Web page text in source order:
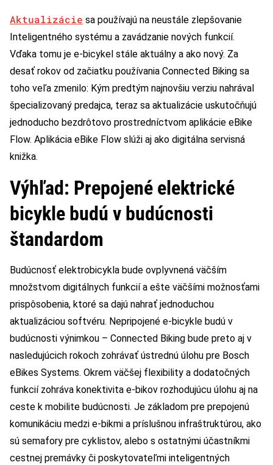
Aktualizácie sa používajú na neustále zlepšovanie
Inteligentného systému a zavádzanie nových funkcií.
Vďaka tomu je e-bicykel stále aktuálny a ako nový. Za
desať rokov od začiatku používania Connected Biking sa
toho veľa zmenilo: Kým predtým najnovšiu verziu nahrával
špecializovaný predajca, teraz sa aktualizácie uskutočňujú
jednoducho bezdrôtovo prostredníctvom aplikácie eBike
Flow. Aplikácia eBike Flow slúži aj ako digitálna servisná
knižka.
Výhľad: Prepojené elektrické
bicykle budú v budúcnosti
štandardom
Budúcnosť elektrobicykla bude ovplyvnená väčším
množstvom digitálnych funkcií a ešte väčšími možnosťami
prispôsobenia, ktoré sa dajú nahrať jednoduchou
aktualizáciou softvéru. Nepripojené e-bicykle budú v
budúcnosti výnimkou – Connected Biking bude preto aj v
nasledujúcich rokoch zohrávať ústrednú úlohu pre Bosch
eBikes Systems. Okrem väčšej flexibility a dodatočných
funkcií zohráva konektivita e-bikov rozhodujúcu úlohu aj na
ceste k mobilite budúcnosti. Je základom pre prepojenú
komunikáciu medzi e-bikmi a príslušnou infraštruktúrou, ako
sú semafory pre cyklistov, alebo s ostatnými účastníkmi
cestnej premávky či poskytovateľmi inteligentných